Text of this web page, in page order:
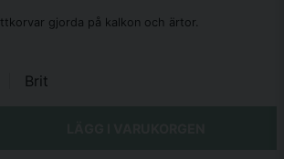
gjorda på kalkon och ärtor.
Brit